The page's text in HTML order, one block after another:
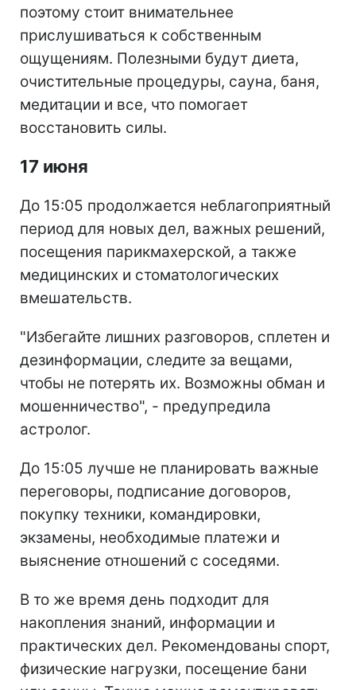
поэтому стоит внимательнее
прислушиваться к собственным
ощущениям. Полезными будут диета,
очистительные процедуры, сауна, баня,
медитации и все, что помогает
восстановить силы.
17 июня
До 15:05 продолжается неблагоприятный
период для новых дел, важных решений,
посещения парикмахерской, а также
медицинских и стоматологических
вмешательств.
"Избегайте лишних разговоров, сплетен и
дезинформации, следите за вещами,
чтобы не потерять их. Возможны обман и
мошенничество", - предупредила
астролог.
До 15:05 лучше не планировать важные
переговоры, подписание договоров,
покупку техники, командировки,
экзамены, необходимые платежи и
выяснение отношений с соседями.
В то же время день подходит для
накопления знаний, информации и
практических дел. Рекомендованы спорт,
физические нагрузки, посещение бани